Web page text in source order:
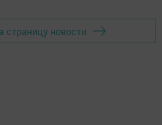
страницу новости